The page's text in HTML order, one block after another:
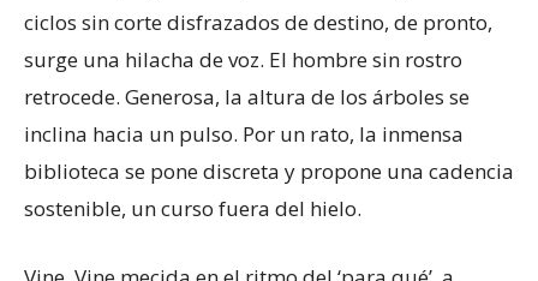
ciclos sin corte disfrazados de destino, de pronto,
surge una hilacha de voz. El hombre sin rostro
retrocede. Generosa, la altura de los árboles se
inclina hacia un pulso. Por un rato, la inmensa
biblioteca se pone discreta y propone una cadencia
sostenible, un curso fuera del hielo.